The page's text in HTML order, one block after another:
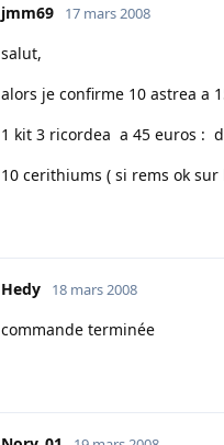
jmm69 17 mars 2008
salut,
alors je confirme 10 astrea a
1 kit 3 ricordea a 45 euros :
10 cerithiums ( si rems ok sur
Hedy 18 mars 2008
commande terminée